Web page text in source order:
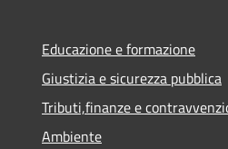
Educazione e formazione
Giustizia e sicurezza pubblica
Tributi,finanze e
Ambiente